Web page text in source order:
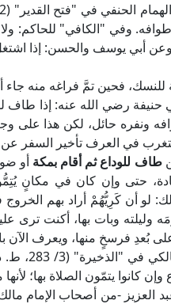
وفي "الكافي" للحاكم:
أبي يوسف والحسن: إذا اشتغل
للنسك، فحين تمَّ فراغه منه جاء
حنيفة رضي الله عنه: إذا
ونفره حائل، لكن هذا على
في العرف تأخير السفر عن
طاف للوداع ثم أقام بمكة أو
لو أن كَرِيُّهُمْ أراد بهم
وليلته وبات بها، أكنت ترى
بُعدِ فرسخٍ منها، ويعرف الآن
وقال
وإن كانوا يتمّون الصلاة بها؛
العزيز -من أصحاب الإمام